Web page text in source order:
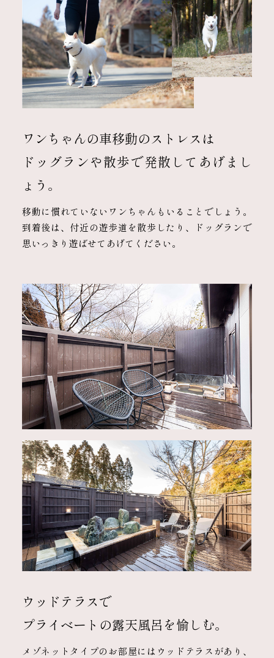
ワンちゃんの車移動のストレスは
ドッグランや散歩で発散してあげまし
ょう。
移動に慣れていないワンちゃんもいることでしょう。
到着後は、付近の遊歩道を散歩したり、ドッグランで
思いっきり遊ばせてあげてください。
ウッドテラスで
プライベートの露天風呂を愉しむ。
メゾネットタイプのお部屋にはウッドテラスがあり、